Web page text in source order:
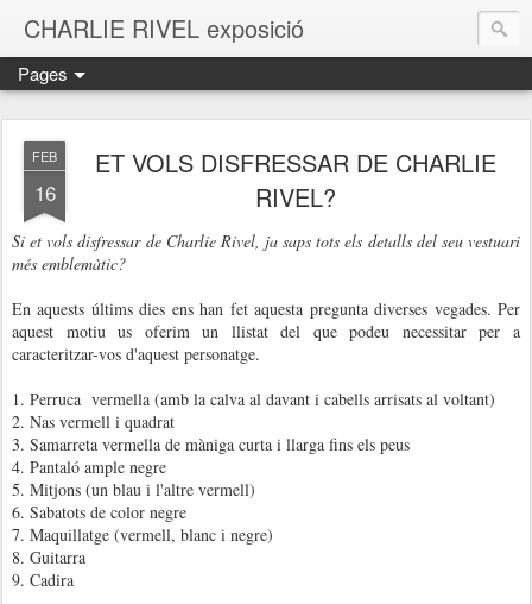
CHARLIE RIVEL exposició
Pages
FEB
16
ET VOLS DISFRESSAR DE CHARLIE
RIVEL?
Si et vols disfressar de Charlie Rivel, ja saps tots els detalls del seu vestuari
més emblemàtic?
En aquests últims dies ens han fet aquesta pregunta diverses vegades. Per
aquest motiu us oferim un llistat del que podeu necessitar per a
caracteritzar-vos d'aquest personatge.
1. Perruca vermella (amb la calva al davant i cabells arrisats al voltant)
2. Nas vermell i quadrat
3. Samarreta vermella de màniga curta i llarga fins els peus
4. Pantaló ample negre
5. Mitjons (un blau i l'altre vermell)
6. Sabatots de color negre
7. Maquillatge (vermell, blanc i negre)
8. Guitarra
9. Cadira